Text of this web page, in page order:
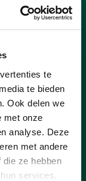
te
te bieden
Ook delen we
met onze
analyse. Deze
met andere
ze hebben
services.
21u
tot 21u
Borg
tot 21u
tot 21u